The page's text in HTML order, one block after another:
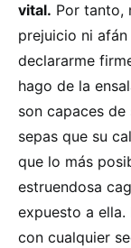
vital. Por tanto,
prejuicio ni
declararme
hago de la
son capaces
sepas que su
que lo más
estruendosa
expuesto a ella.
con cualquier